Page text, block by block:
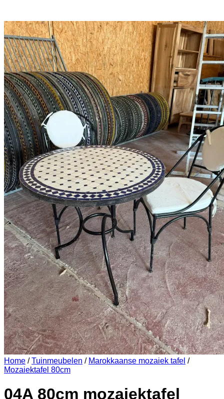
Home / Tuinmeubelen / Marokkaanse mozaiek tafel /
Mozaiektafel 80cm
04A 80cm mozaiektafel